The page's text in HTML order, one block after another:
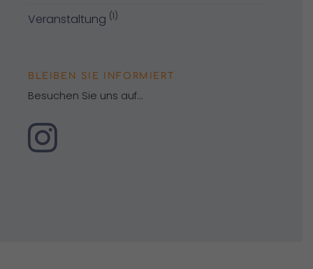
Veranstaltung (1)
BLEIBEN SIE INFORMIERT
Besuchen Sie uns auf...